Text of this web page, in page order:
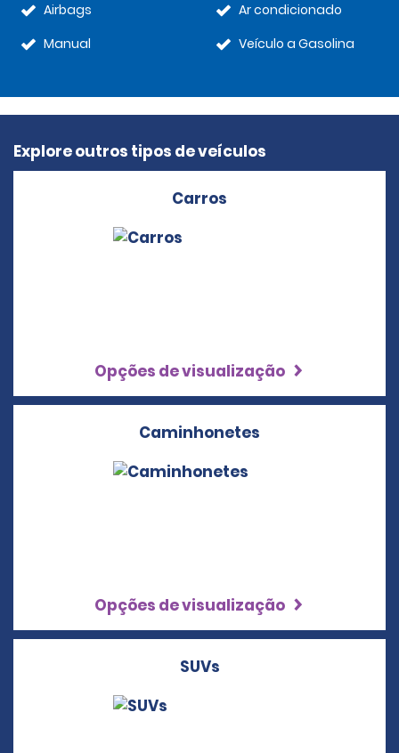
Airbags
Manual
Ar condicionado
Veículo a Gasolina
Explore outros tipos de veículos
Carros
Opções de visualização
Caminhonetes
Opções de visualização
SUVs